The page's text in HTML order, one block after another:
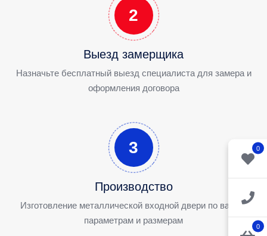
0
0
2
Выезд замерщика
Назначьте бесплатный выезд специалиста для замера и
оформления договора
3
Производство
Изготовление металлической входной двери по вашим
параметрам и размерам